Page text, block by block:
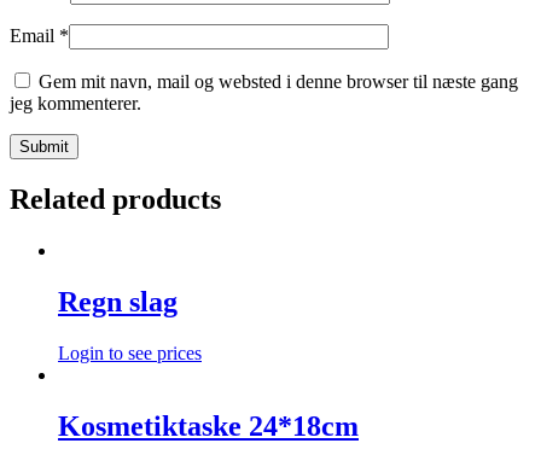
Email *
Gem mit navn, mail og websted i denne browser til næste gang
jeg kommenterer.
Related products
Regn slag
Login to see prices
Kosmetiktaske 24*18cm